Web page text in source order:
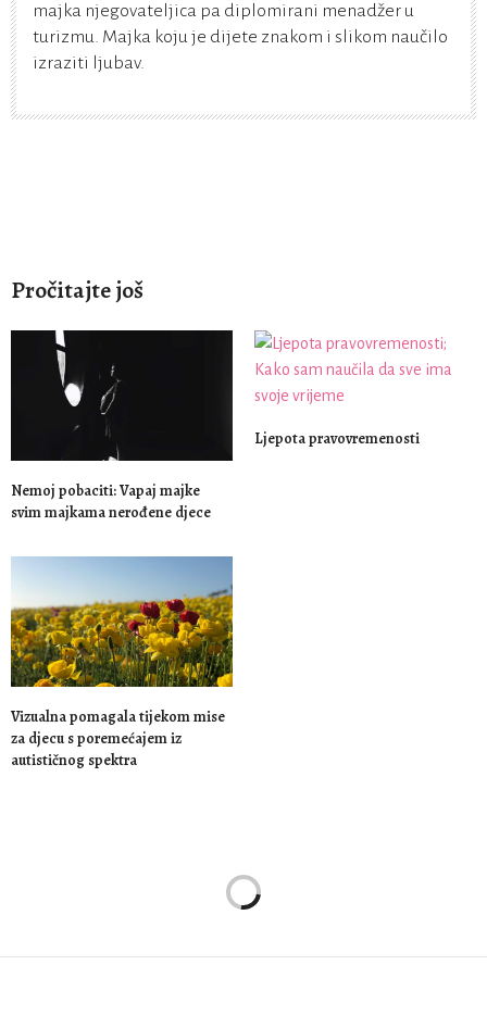
majka njegovateljica pa diplomirani menadžer u
turizmu. Majka koju je dijete znakom i slikom naučilo
izraziti ljubav.
Pročitajte još
Nemoj pobaciti: Vapaj majke
svim majkama nerođene djece
Ljepota pravovremenosti
Vizualna pomagala tijekom mise
za djecu s poremećajem iz
autističnog spektra